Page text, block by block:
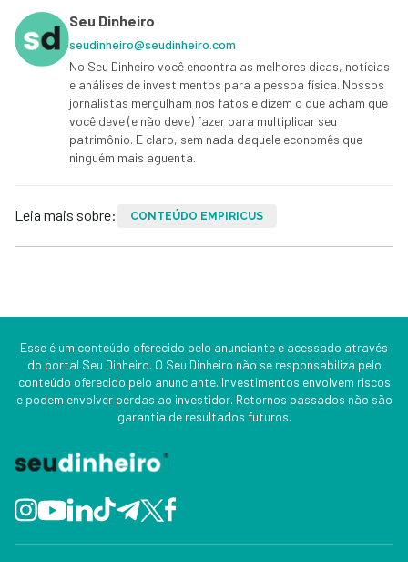
Seu Dinheiro
seudinheiro@seudinheiro.com
No Seu Dinheiro você encontra as melhores dicas, notícias
e análises de investimentos para a pessoa física. Nossos
jornalistas mergulham nos fatos e dizem o que acham que
você deve (e não deve) fazer para multiplicar seu
patrimônio. E claro, sem nada daquele economês que
ninguém mais aguenta.
Leia mais sobre: CONTEÚDO EMPIRICUS
Esse é um conteúdo oferecido pelo anunciante e acessado através
do portal Seu Dinheiro. O Seu Dinheiro não se responsabiliza pelo
conteúdo oferecido pelo anunciante. Investimentos envolvem riscos
e podem envolver perdas ao investidor. Retornos passados não são
garantia de resultados futuros.